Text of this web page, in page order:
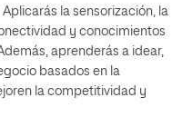
la sensorización, la
y conocimientos
aprenderás a idear,
basados en la
la competitividad y